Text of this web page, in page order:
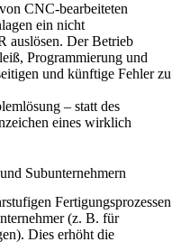
CNC-bearbeiteten
ein nicht
auslösen. Der Betrieb
Programmierung und
und künftige Fehler zu
– statt des
eines wirklich
Subunternehmern
Fertigungsprozessen
(z. B. für
Dies erhöht die